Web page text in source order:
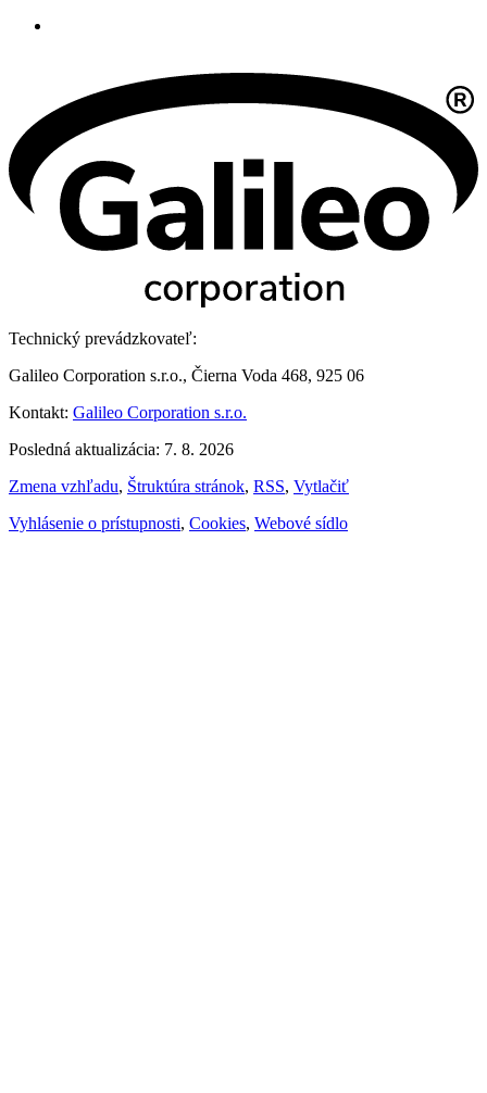
Technický prevádzkovateľ:
Galileo Corporation s.r.o., Čierna Voda 468, 925 06
Kontakt: Galileo Corporation s.r.o.
Posledná aktualizácia: 7. 8. 2026
Zmena vzhľadu, Štruktúra stránok, RSS, Vytlačiť
Vyhlásenie o prístupnosti, Cookies, Webové sídlo